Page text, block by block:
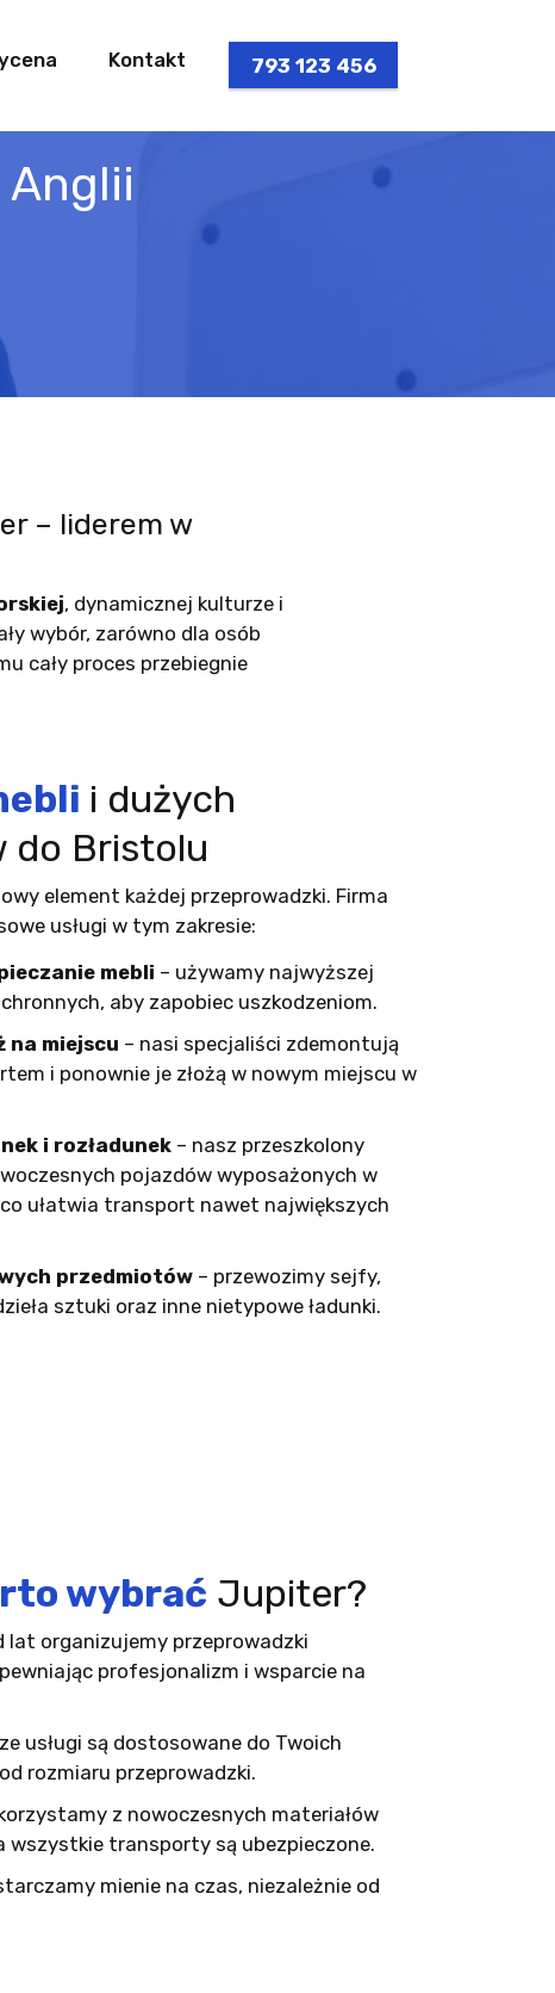
Kontakt 793 123 456
Anglii
– liderem w
, dynamicznej kulturze i
wybór, zarówno dla osób
cały proces przebiegnie
i dużych
do Bristolu
element każdej przeprowadzki. Firma
usługi w tym zakresie:
mebli – używamy najwyższej
aby zapobiec uszkodzeniom.
na miejscu – nasi specjaliści zdemontują
i ponownie je złożą w nowym miejscu w
i rozładunek – nasz przeszkolony
pojazdów wyposażonych w
ułatwia transport nawet największych
przedmiotów – przewozimy sejfy,
sztuki oraz inne nietypowe ładunki.
wybrać Jupiter?
lat organizujemy przeprowadzki
profesjonalizm i wsparcie na
usługi są dostosowane do Twoich
rozmiaru przeprowadzki.
z nowoczesnych materiałów
wszystkie transporty są ubezpieczone.
mienie na czas, niezależnie od